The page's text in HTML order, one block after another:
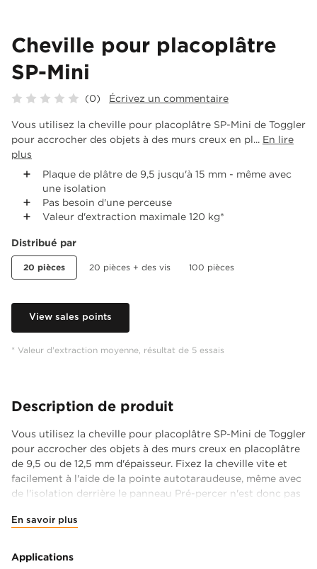
Cheville pour placoplâtre
SP-Mini
(0) Écrivez un commentaire
Vous utilisez la cheville pour placoplâtre SP-Mini de Toggler
pour accrocher des objets à des murs creux en pl... En lire
plus
Plaque de plâtre de 9,5 jusqu'à 15 mm - même avec
une isolation
Pas besoin d'une perceuse
Valeur d'extraction maximale 120 kg*
Distribué par
20 pièces 20 pièces + des vis 100 pièces
View sales points
* Valeur d'extraction moyenne, résultat de 5 essais
Description de produit
Vous utilisez la cheville pour placoplâtre SP-Mini de Toggler
pour accrocher des objets à des murs creux en placoplâtre
de 9,5 ou de 12,5 mm d'épaisseur. Fixez la cheville vite et
facilement à l'aide de la pointe autotaraudeuse, même avec
de l'isolation derrière le panneau Pré-percer n'est donc pas
panneau un espace minimal de 22 mm. La cheville pour
vis est vissée et assure une prise solide.
En savoir plus
Applications